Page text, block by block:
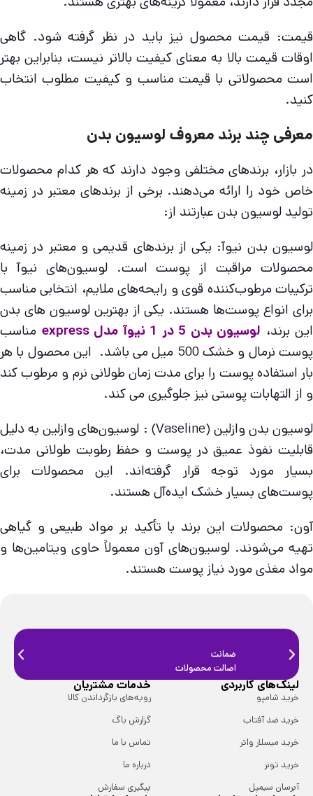
قیمت: قیمت محصول نیز باید در نظر گرفته شود. گاهی
اوقات قیمت بالا به معنای کیفیت بالاتر نیست، بنابراین بهتر
است محصولاتی با قیمت مناسب و کیفیت مطلوب انتخاب
کنید.
معرفی چند برند معروف لوسیون بدن
در بازار، برندهای مختلفی وجود دارند که هر کدام محصولات
خاص خود را ارائه می‌دهند. برخی از برندهای معتبر در زمینه
تولید لوسیون بدن عبارتند از:
لوسیون بدن نیوآ: یکی از برندهای قدیمی و معتبر در زمینه
محصولات مراقبت از پوست است. لوسیون‌های نیوآ با
ترکیبات مرطوب‌کننده قوی و رایحه‌های ملایم، انتخابی مناسب
برای انواع پوست‌ها هستند. یکی از بهترین لوسیون های بدن
این برند، لوسيون بدن 5 در 1 نيوآ مدل express
مناسب
پوست نرمال و خشک 500 ميل می باشد. این محصول با هر
بار استفاده پوست را برای مدت زمان طولانی نرم و مرطوب کند
و از التهابات پوستی نیز جلوگیری می کند.
لوسیون بدن وازلین (Vaseline) : لوسیون‌های وازلین به دلیل
قابلیت نفوذ عمیق در پوست و حفظ رطوبت طولانی مدت،
بسیار مورد توجه قرار گرفته‌اند. این محصولات برای
پوست‌های بسیار خشک ایده‌آل هستند.
آون: محصولات این برند با تأکید بر مواد طبیعی و گیاهی
تهیه می‌شوند. لوسیون‌های آون معمولاً حاوی ویتامین‌ها و
مواد مغذی مورد نیاز پوست هستند.
ضمانت
اصالت محصولات
لینک‌های کاربردی
خرید شامپو
خرید ضد آفتاب
خرید میسلار واتر
خرید تونر
آبرسان سیمپل
خدمات مشتریان
رویه‌های بازگرداندن کالا
گزارش باگ
تماس با ما
درباره ما
پیگیری سفارش